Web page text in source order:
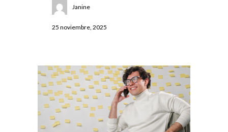
Janine
25 noviembre, 2025